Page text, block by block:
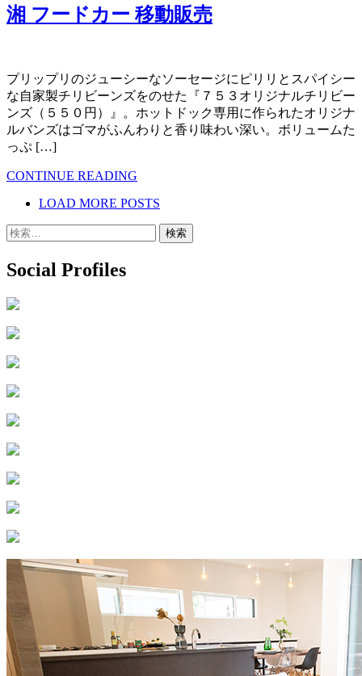
湘 フードカー 移動販売
プリップリのジューシーなソーセージにピリリとスパイシー
な自家製チリビーンズをのせた『７５３オリジナルチリビー
ンズ（５５０円）』。ホットドック専用に作られたオリジナ
ルバンズはゴマがふんわりと香り味わい深い。ボリュームた
っぷ […]
CONTINUE READING
LOAD MORE POSTS
検
Social Profiles